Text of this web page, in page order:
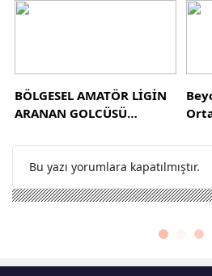
BÖLGESEL AMATÖR LİGİN
ARANAN GOLCÜSÜ
SEZONU TAMAMLADI
Bu yazı yorumlara kapatılmıştır.